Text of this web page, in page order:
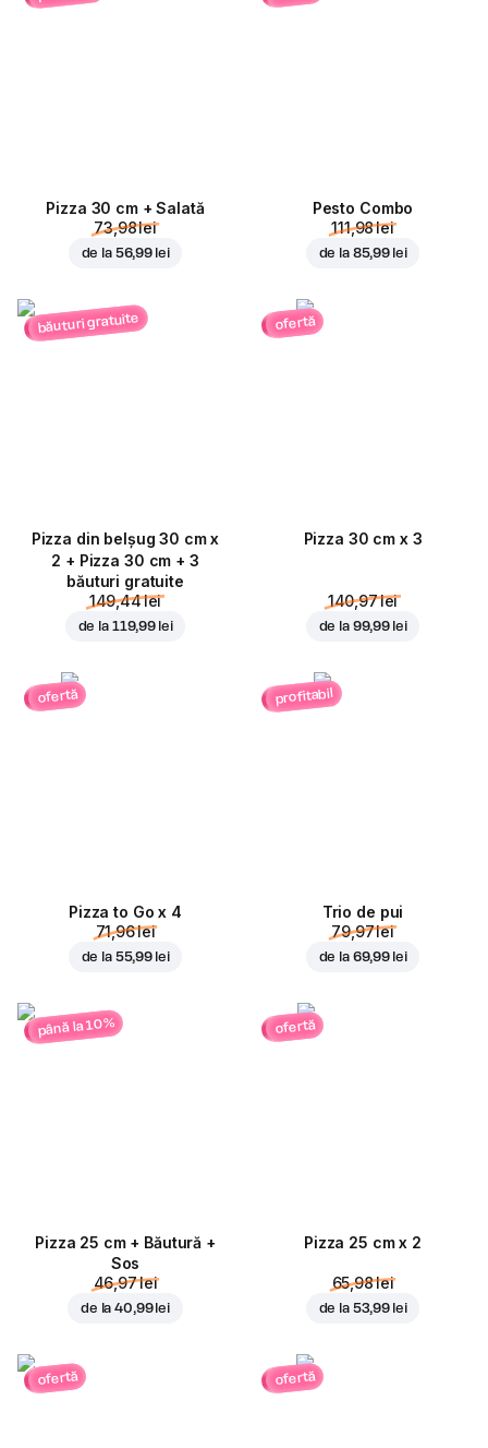
Pizza 30 cm + Salată
73,98 lei
de la 56,99 lei
Pesto Combo
111,98 lei
de la 85,99 lei
băuturi gratuite
Pizza din belșug 30 cm x
2 + Pizza 30 cm + 3
băuturi gratuite
149,44 lei
de la 119,99 lei
ofertă
Pizza 30 cm x 3
140,97 lei
de la 99,99 lei
ofertă
Pizza to Go x 4
71,96 lei
de la 55,99 lei
profitabil
Trio de pui
79,97 lei
de la 69,99 lei
până la 10%
Pizza 25 cm + Băutură +
Sos
46,97 lei
de la40,99 lei
ofertă
Pizza 25 cm x 2
65,98 lei
de la 53,99 lei
ofertă ofertă